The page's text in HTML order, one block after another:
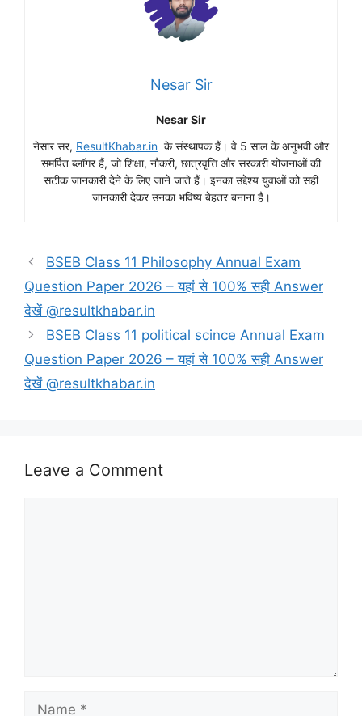
Nesar Sir
Nesar Sir
नेसार सर, ResultKhabar.in के संस्थापक हैं। वे 5 साल के अनुभवी और
समर्पित ब्लॉगर हैं, जो शिक्षा, नौकरी, छात्रवृत्ति और सरकारी योजनाओं की
सटीक जानकारी देने के लिए जाने जाते हैं। इनका उद्देश्य युवाओं को सही
जानकारी देकर उनका भविष्य बेहतर बनाना है।
BSEB Class 11 Philosophy Annual Exam
Question Paper 2026 – यहां से 100% सही Answer
देखें @resultkhabar.in
BSEB Class 11 political scince Annual Exam
Question Paper 2026 – यहां से 100% सही Answer
देखें @resultkhabar.in
Leave a Comment
Name